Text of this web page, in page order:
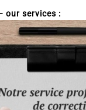
our services :